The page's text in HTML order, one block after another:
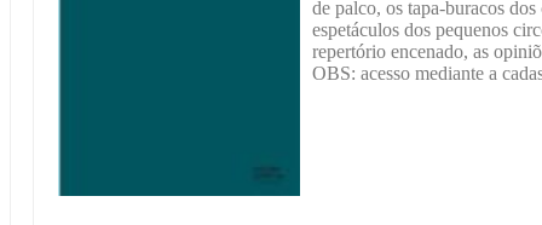
de palco, os tapa-buracos
espetáculos dos pequenos
repertório encenado, as
OBS: acesso mediante a